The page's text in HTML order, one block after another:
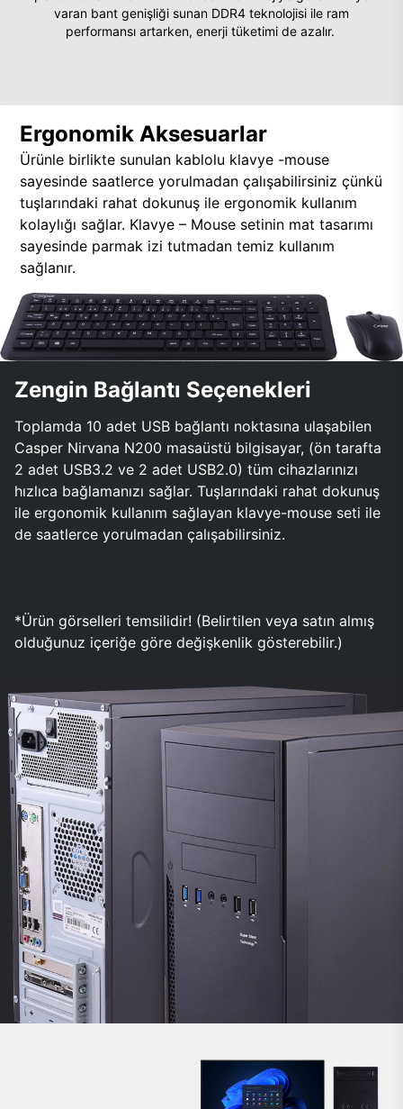
varan bant genişliği sunan DDR4 teknolojisi ile ram
performansı artarken, enerji tüketimi de azalır.
Ergonomik Aksesuarlar
Ürünle birlikte sunulan kablolu klavye -mouse
sayesinde saatlerce yorulmadan çalışabilirsiniz çünkü
tuşlarındaki rahat dokunuş ile ergonomik kullanım
kolaylığı sağlar. Klavye – Mouse setinin mat tasarımı
sayesinde parmak izi tutmadan temiz kullanım
sağlanır.
Zengin Bağlantı Seçenekleri
Toplamda 10 adet USB bağlantı noktasına ulaşabilen
Casper Nirvana N200 masaüstü bilgisayar, (ön tarafta
2 adet USB3.2 ve 2 adet USB2.0) tüm cihazlarınızı
hızlıca bağlamanızı sağlar. Tuşlarındaki rahat dokunuş
ile ergonomik kullanım sağlayan klavye-mouse seti ile
de saatlerce yorulmadan çalışabilirsiniz.
*Ürün görselleri temsilidir! (Belirtilen veya satın almış
olduğunuz içeriğe göre değişkenlik gösterebilir.)